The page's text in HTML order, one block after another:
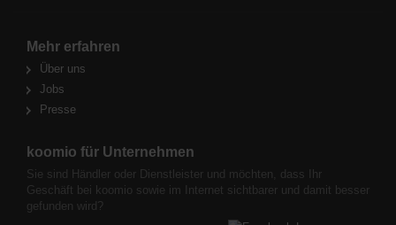
Mehr erfahren
Über uns
Jobs
Presse
koomio für Unternehmen
Sie sind Händler oder Dienstleister und möchten, dass Ihr
Geschäft bei koomio sowie im Internet sichtbarer und damit besser
gefunden wird?